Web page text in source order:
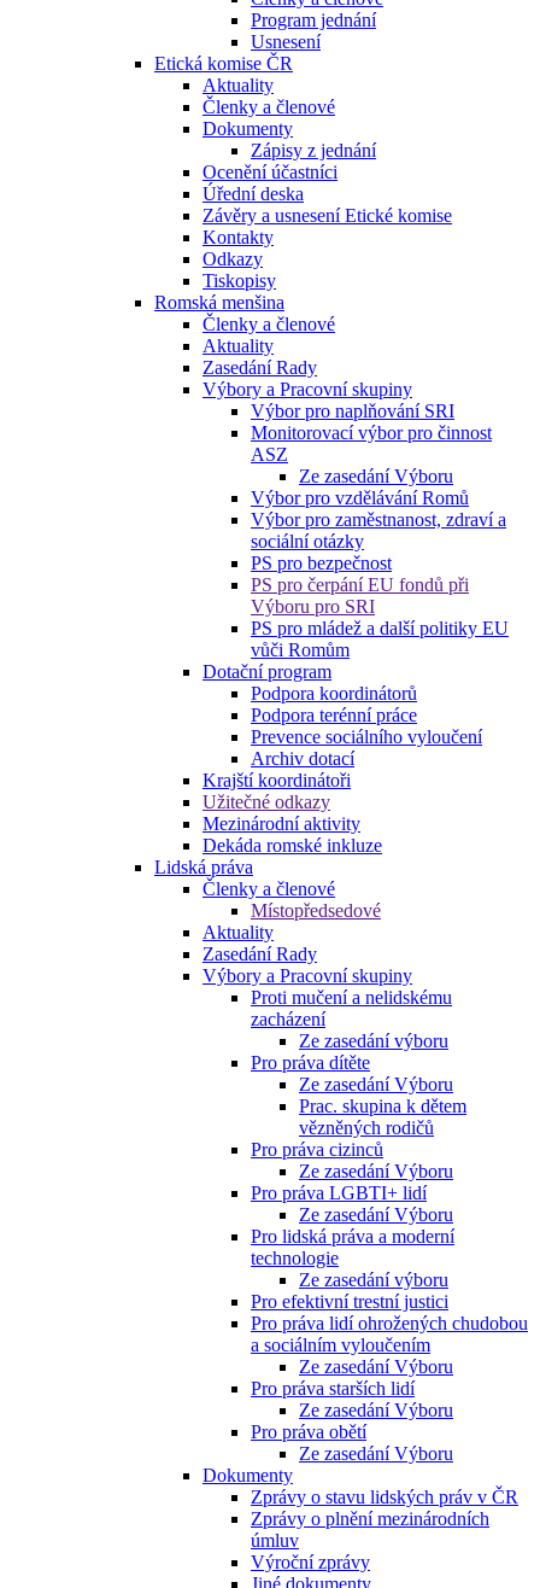
Program jednání
Usnesení
Etická komise ČR
Aktuality
Členky a členové
Dokumenty
Zápisy z jednání
Ocenění účastníci
Úřední deska
Závěry a usnesení Etické komise
Kontakty
Odkazy
Tiskopisy
Romská menšina
Členky a členové
Aktuality
Zasedání Rady
Výbory a Pracovní skupiny
Výbor pro naplňování SRI
Monitorovací výbor pro činnost
ASZ
Ze zasedání Výboru
Výbor pro vzdělávání Romů
Výbor pro zaměstnanost, zdraví a
sociální otázky
PS pro bezpečnost
PS pro čerpání EU fondů při
Výboru pro SRI
PS pro mládež a další politiky EU
vůči Romům
Dotační program
Podpora koordinátorů
Podpora terénní práce
Prevence sociálního vyloučení
Archiv dotací
Krajští koordinátoři
Užitečné odkazy
Mezinárodní aktivity
Dekáda romské inkluze
Lidská práva
Členky a členové
Místopředsedové
Aktuality
Zasedání Rady
Výbory a Pracovní skupiny
Proti mučení a nelidskému
zacházení
Ze zasedání výboru
Pro práva dítěte
Ze zasedání Výboru
Prac. skupina k dětem
vězněných rodičů
Pro práva cizinců
Ze zasedání Výboru
Pro práva LGBTI+ lidí
Ze zasedání Výboru
Pro lidská práva a moderní
technologie
Ze zasedání výboru
Pro efektivní trestní justici
Pro práva lidí ohrožených chudobou
a sociálním vyloučením
Ze zasedání Výboru
Pro práva starších lidí
Ze zasedání Výboru
Pro práva obětí
Ze zasedání Výboru
Dokumenty
Zprávy o stavu lidských práv v ČR
Zprávy o plnění mezinárodních
úmluv
Výroční zprávy